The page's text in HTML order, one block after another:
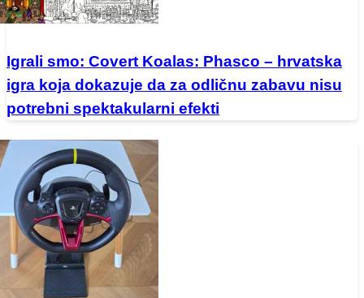
Igrali smo: Covert Koalas: Phasco – hrvatska
igra koja dokazuje da za odličnu zabavu nisu
potrebni spektakularni efekti